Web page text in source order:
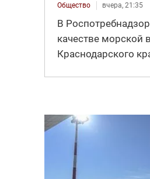
Общество вчера, 21:35
В
качестве морской
Краснодарского